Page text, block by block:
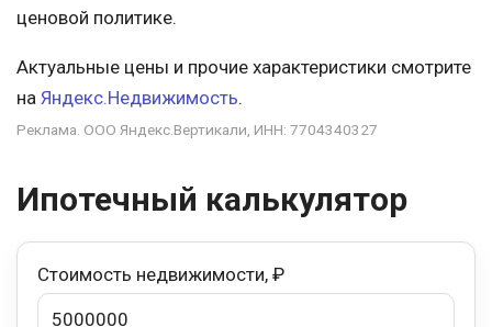
ценовой политике.
Актуальные цены и прочие характеристики смотрите
на Яндекс.Недвижимость.
Реклама. ООО Яндекс.Вертикали, ИНН: 7704340327
Ипотечный калькулятор
Стоимость недвижимости, ₽